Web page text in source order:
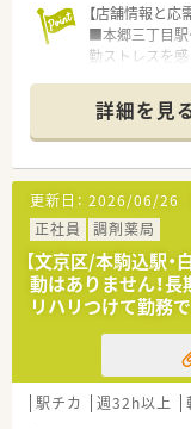
【店舗情報と応
■本郷三丁目駅
勤ストレスを
■処方箋は1日
として内科や
■薬剤師は常時
ひとりの患者
す。
【法人特徴につい
■東京都文京区
者様一人ひと
す。
■1店舗のみの
発生すること
■大学病院の
域の健康を支
です。
詳細を見
更新日： 2026/06/26
正社員
調剤薬局
【文京区/本駒込駅
動はありません！
リハリつけて勤務
駅チカ 週32h以上